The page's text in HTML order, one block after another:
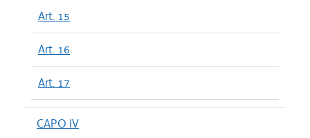
Art. 15
Art. 16
Art. 17
CAPO IV